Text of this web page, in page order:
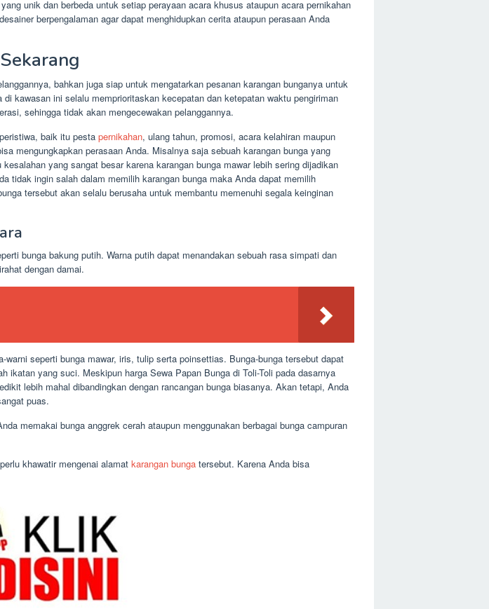
unik dan berbeda untuk setiap perayaan acara khusus ataupun acara pernikahan
berpengalaman agar dapat menghidupkan cerita ataupun perasaan Anda
bahkan juga siap untuk mengatarkan pesanan karangan bunganya untuk
kawasan ini selalu memprioritaskan kecepatan dan ketepatan waktu pengiriman
sehingga tidak akan mengecewakan pelanggannya.
baik itu pesta pernikahan, ulang tahun, promosi, acara kelahiran maupun
mengungkapkan perasaan Anda. Misalnya saja sebuah karangan bunga yang
yang sangat besar karena karangan bunga mawar lebih sering dijadikan
tidak ingin salah dalam memilih karangan bunga maka Anda dapat memilih
tersebut akan selalu berusaha untuk membantu memenuhi segala keinginan
bunga bakung putih. Warna putih dapat menandakan sebuah rasa simpati dan
dengan damai.
seperti bunga mawar, iris, tulip serta poinsettias. Bunga-bunga tersebut dapat
ikatan yang suci. Meskipun harga Sewa Papan Bunga di Toli-Toli pada dasarnya
lebih mahal dibandingkan dengan rancangan bunga biasanya. Akan tetapi, Anda
puas.
memakai bunga anggrek cerah ataupun menggunakan berbagai bunga campuran
khawatir mengenai alamat karangan bunga tersebut. Karena Anda bisa